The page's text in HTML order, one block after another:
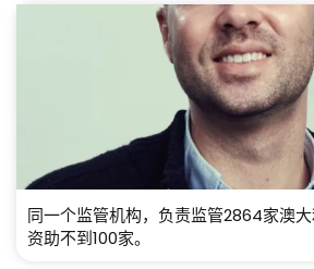
同一个监管机构，负责监管2864家澳
资助不到100家。